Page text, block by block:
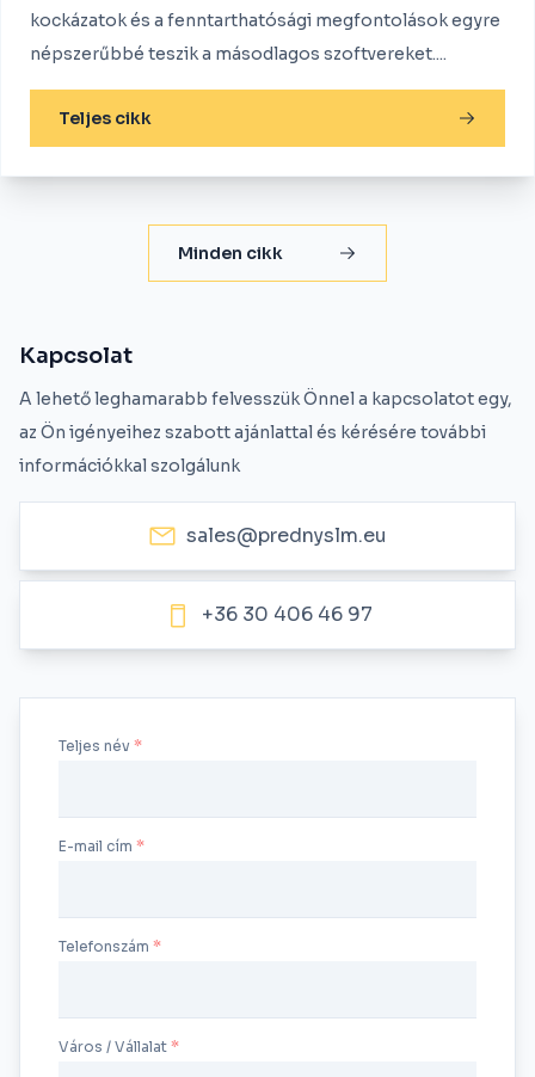
kockázatok és a fenntarthatósági megfontolások egyre
népszerűbbé teszik a másodlagos szoftvereket....
Teljes cikk
Minden cikk
Kapcsolat
A lehető leghamarabb felvesszük Önnel a kapcsolatot egy,
az Ön igényeihez szabott ajánlattal és kérésére további
információkkal szolgálunk
sales@prednyslm.eu
+36 30 406 46 97
Teljes név
E-mail cím
Telefonszám
Város / Vállalat